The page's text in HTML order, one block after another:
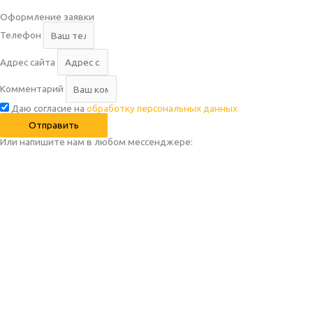
Оформление заявки
Телефон
Адрес сайта
Комментарий
Даю согласие на обработку персональных данных
Отправить
Или напишите нам в любом месcенджере: